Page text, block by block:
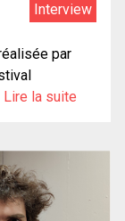
Interview
par
Lire la suite